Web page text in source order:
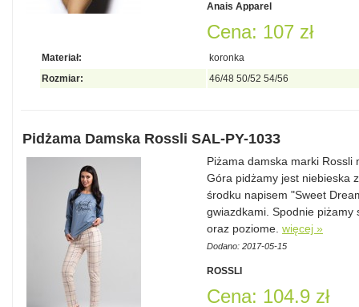
Anais Apparel
Cena: 107 zł
Materiał:
koronka
Rozmiar:
46/48 50/52 54/56
Pidżama Damska Rossli SAL-PY-1033
Piżama damska marki Rossli
Góra pidżamy jest niebieska
środku napisem "Sweet
gwiazdkami. Spodnie piżamy
oraz poziome. więcej »
Dodano: 2017-05-15
ROSSLI
Cena: 104.9 zł